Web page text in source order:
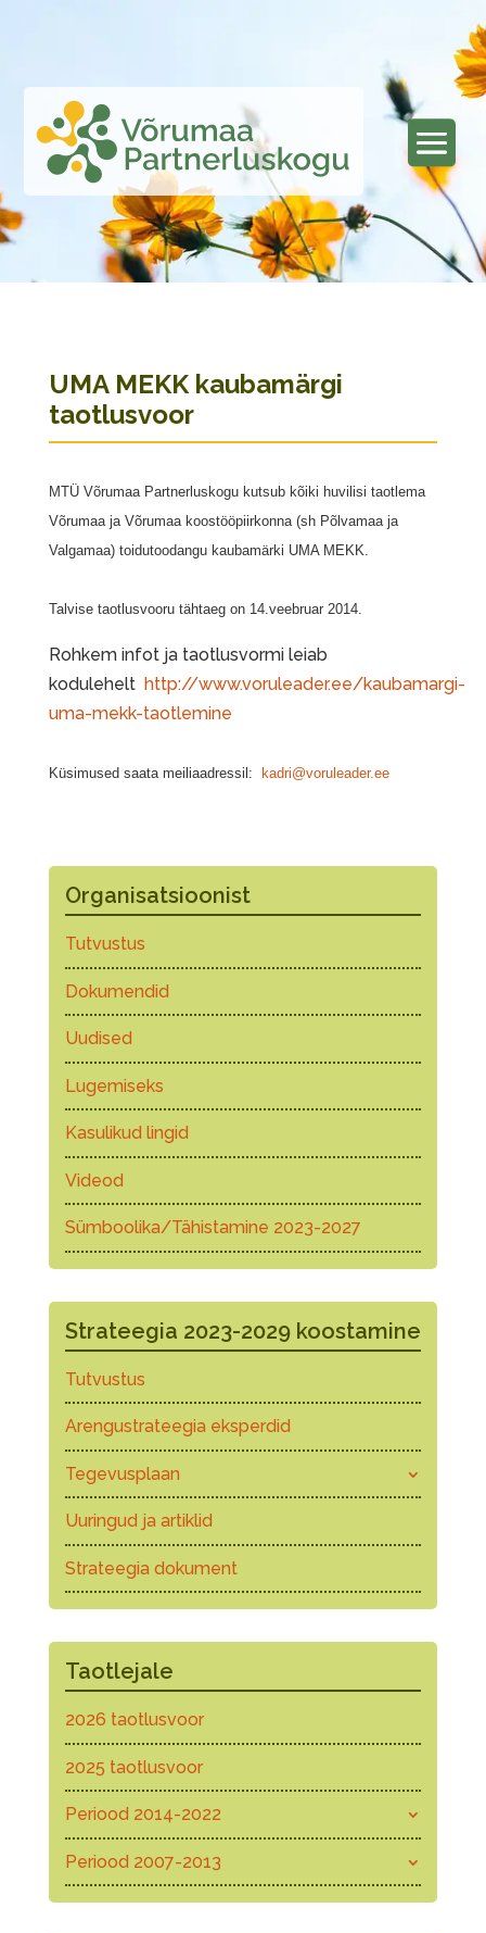
UMA MEKK kaubamärgi
taotlusvoor
MTÜ Võrumaa Partnerluskogu kutsub kõiki huvilisi taotlema
Võrumaa ja Võrumaa koostööpiirkonna (sh Põlvamaa ja
Valgamaa) toidutoodangu kaubamärki UMA MEKK.
Talvise taotlusvooru tähtaeg on 14.veebruar 2014.
Rohkem infot ja taotlusvormi leiab
kodulehelt http://www.voruleader.ee/kaubamargi-
uma-mekk-taotlemine
Küsimused saata meiliaadressil: kadri@voruleader.ee
Organisatsioonist
Tutvustus
Dokumendid
Uudised
Lugemiseks
Kasulikud lingid
Videod
Sümboolika/Tähistamine 2023-2027
Strateegia 2023-2029 koostamine
Tutvustus
Arengustrateegia eksperdid
Tegevusplaan
Uuringud ja artiklid
Strateegia dokument
Taotlejale
2026 taotlusvoor
2025 taotlusvoor
Periood 2014-2022
Periood 2007-2013